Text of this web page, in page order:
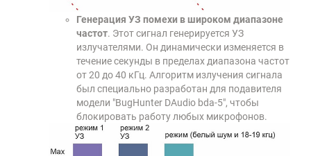
Генерация УЗ помехи в широком диапазоне
частот. Этот сигнал генерируется УЗ
излучателями. Он динамически изменяется в
течение секунды в пределах диапазона частот
от 20 до 40 кГц. Алгоритм излучения сигнала
был специально разработан для подавителя
модели "BugHunter DAudio bda-5", чтобы
блокировать работу любых микрофонов.